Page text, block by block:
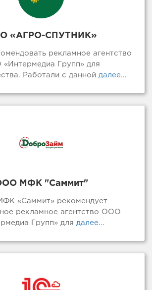
«АГРО-СПУТНИК»
рекламное агентство
Групп» для
Работали с даннойдалее...
МФК "Саммит"
«Саммит» рекомендует
рекламное агентство ООО
Групп» для далее...